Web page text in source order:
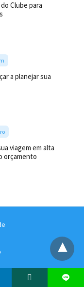
Clube para
a planejar sua
viagem em alta
orçamento
L